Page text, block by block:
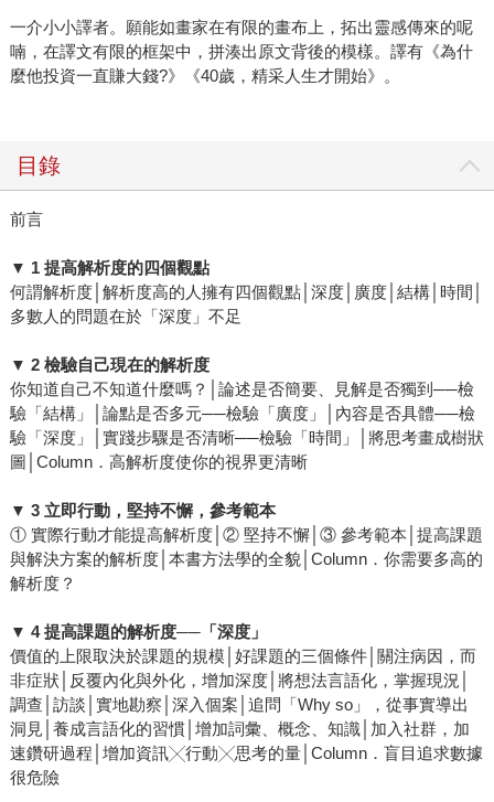
一介小小譯者。願能如畫家在有限的畫布上，拓出靈感傳來的呢
喃，在譯文有限的框架中，拼湊出原文背後的模樣。譯有《為什
麼他投資一直賺大錢?》《40歲，精采人生才開始》。
目錄
前言
▼ 1 提高解析度的四個觀點
何謂解析度│解析度高的人擁有四個觀點│深度│廣度│結構│時間│
多數人的問題在於「深度」不足
▼ 2 檢驗自己現在的解析度
你知道自己不知道什麼嗎？│論述是否簡要、見解是否獨到──檢
驗「結構」│論點是否多元──檢驗「廣度」│內容是否具體──檢
驗「深度」│實踐步驟是否清晰──檢驗「時間」│將思考畫成樹狀
圖│Column．高解析度使你的視界更清晰
▼ 3 立即行動，堅持不懈，參考範本
① 實際行動才能提高解析度│② 堅持不懈│③ 參考範本│提高課題
與解決方案的解析度│本書方法學的全貌│Column．你需要多高的
解析度？
▼ 4 提高課題的解析度──「深度」
價值的上限取決於課題的規模│好課題的三個條件│關注病因，而
非症狀│反覆內化與外化，增加深度│將想法言語化，掌握現況│
調查│訪談│實地勘察│深入個案│追問「Why so」，從事實導出
洞見│養成言語化的習慣│增加詞彙、概念、知識│加入社群，加
速鑽研過程│增加資訊╳行動╳思考的量│Column．盲目追求數據
很危險